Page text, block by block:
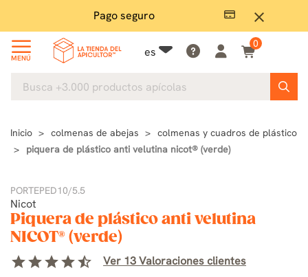
close
Pago seguro
MENÚ es
0
Inicio colmenas de abejas
colmenas y cuadros de plástico
piquera de plástico anti velutina nicot® (verde)
PORTEPED10/5.5
Nicot
Piquera de plástico anti velutina
NICOT® (verde)
starstarstarstarstar_half Ver 13 Valoraciones clientes